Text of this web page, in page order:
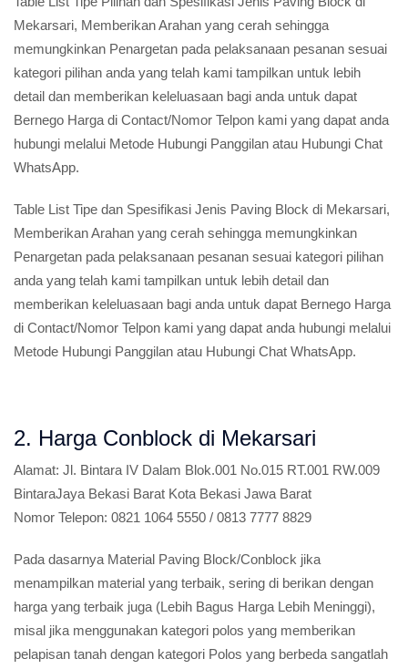
Mekarsari, Memberikan Arahan yang cerah sehingga
memungkinkan Penargetan pada pelaksanaan pesanan sesuai
kategori pilihan anda yang telah kami tampilkan untuk lebih
detail dan memberikan keleluasaan bagi anda untuk dapat
Bernego Harga di Contact/Nomor Telpon kami yang dapat anda
hubungi melalui Metode Hubungi Panggilan atau Hubungi Chat
WhatsApp.
Table List Tipe dan Spesifikasi Jenis Paving Block di Mekarsari,
Memberikan Arahan yang cerah sehingga memungkinkan
Penargetan pada pelaksanaan pesanan sesuai kategori pilihan
anda yang telah kami tampilkan untuk lebih detail dan
memberikan keleluasaan bagi anda untuk dapat Bernego Harga
di Contact/Nomor Telpon kami yang dapat anda hubungi melalui
Metode Hubungi Panggilan atau Hubungi Chat WhatsApp.
2. Harga Conblock di Mekarsari
Alamat: Jl. Bintara IV Dalam Blok.001 No.015 RT.001 RW.009
BintaraJaya Bekasi Barat Kota Bekasi Jawa Barat
Nomor Telepon: 0821 1064 5550 / 0813 7777 8829
Pada dasarnya Material Paving Block/Conblock jika
menampilkan material yang terbaik, sering di berikan dengan
harga yang terbaik juga (Lebih Bagus Harga Lebih Meninggi),
misal jika menggunakan kategori polos yang memberikan
pelapisan tanah dengan kategori Polos yang berbeda sangatlah